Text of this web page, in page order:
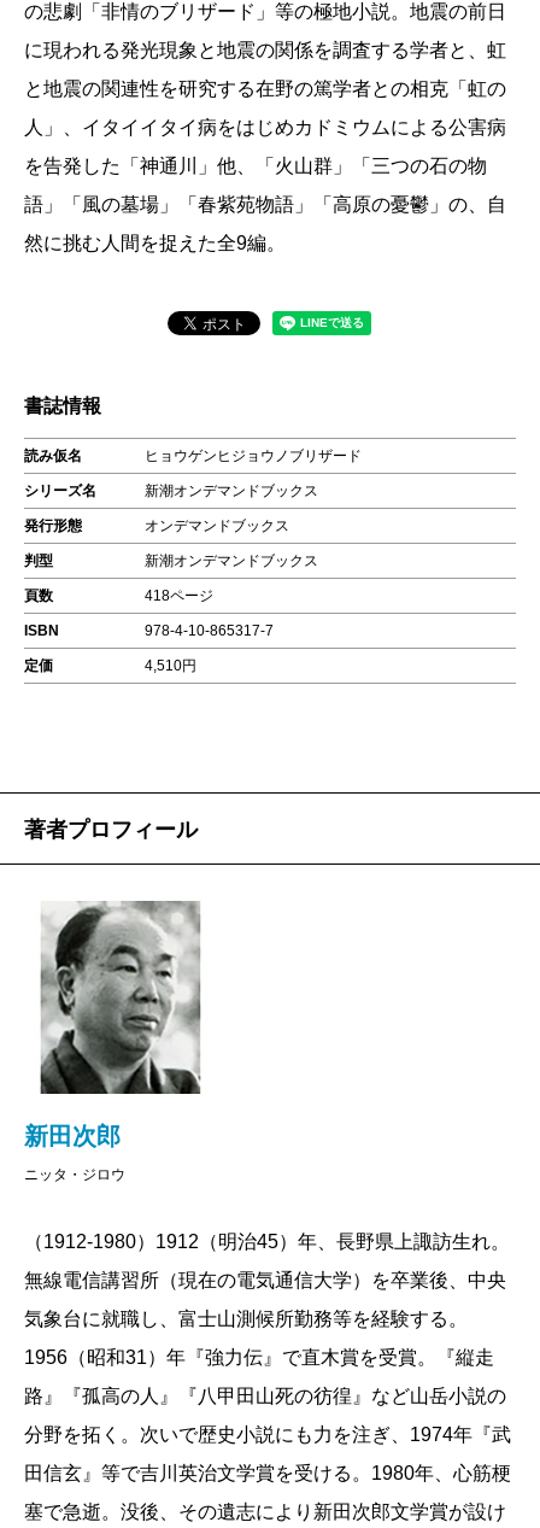
の悲劇「非情のブリザード」等の極地小説。地震の前日
に現われる発光現象と地震の関係を調査する学者と、虹
と地震の関連性を研究する在野の篤学者との相克「虹の
人」、イタイイタイ病をはじめカドミウムによる公害病
を告発した「神通川」他、「火山群」「三つの石の物
語」「風の墓場」「春紫苑物語」「高原の憂鬱」の、自
然に挑む人間を捉えた全9編。
書誌情報
読み仮名 ヒョウゲンヒジョウノブリザード
シリーズ名 新潮オンデマンドブックス
発行形態 オンデマンドブックス
判型 新潮オンデマンドブックス
頁数 418ページ
ISBN 978-4-10-865317-7
定価 4,510円
著者プロフィール
新田次郎
ニッタ・ジロウ
（1912-1980）1912（明治45）年、長野県上諏訪生れ。
無線電信講習所（現在の電気通信大学）を卒業後、中央
気象台に就職し、富士山測候所勤務等を経験する。
1956（昭和31）年『強力伝』で直木賞を受賞。『縦走
路』『孤高の人』『八甲田山死の彷徨』など山岳小説の
分野を拓く。次いで歴史小説にも力を注ぎ、1974年『武
田信玄』等で吉川英治文学賞を受ける。1980年、心筋梗
塞で急逝。没後、その遺志により新田次郎文学賞が設け